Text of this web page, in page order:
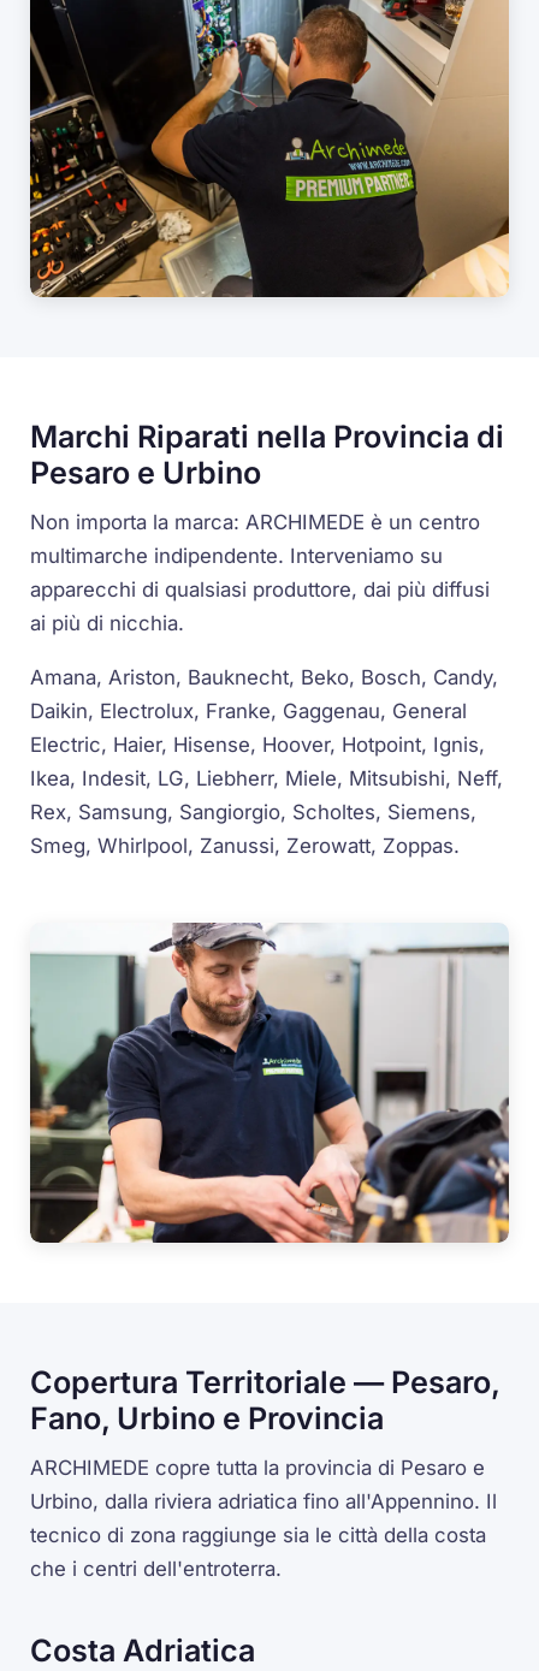
Marchi Riparati nella Provincia di
Pesaro e Urbino
Non importa la marca: ARCHIMEDE è un centro
multimarche indipendente. Interveniamo su
apparecchi di qualsiasi produttore, dai più diffusi
ai più di nicchia.
Amana, Ariston, Bauknecht, Beko, Bosch, Candy,
Daikin, Electrolux, Franke, Gaggenau, General
Electric, Haier, Hisense, Hoover, Hotpoint, Ignis,
Ikea, Indesit, LG, Liebherr, Miele, Mitsubishi, Neff,
Rex, Samsung, Sangiorgio, Scholtes, Siemens,
Smeg, Whirlpool, Zanussi, Zerowatt, Zoppas.
Copertura Territoriale — Pesaro,
Fano, Urbino e Provincia
ARCHIMEDE copre tutta la provincia di Pesaro e
Urbino, dalla riviera adriatica fino all'Appennino. Il
tecnico di zona raggiunge sia le città della costa
che i centri dell'entroterra.
Costa Adriatica